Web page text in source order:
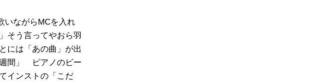
いながらMCを入れ
そう言ってやおら羽
には「あの曲」が出
間」 ピアノのビー
インストの「こだ